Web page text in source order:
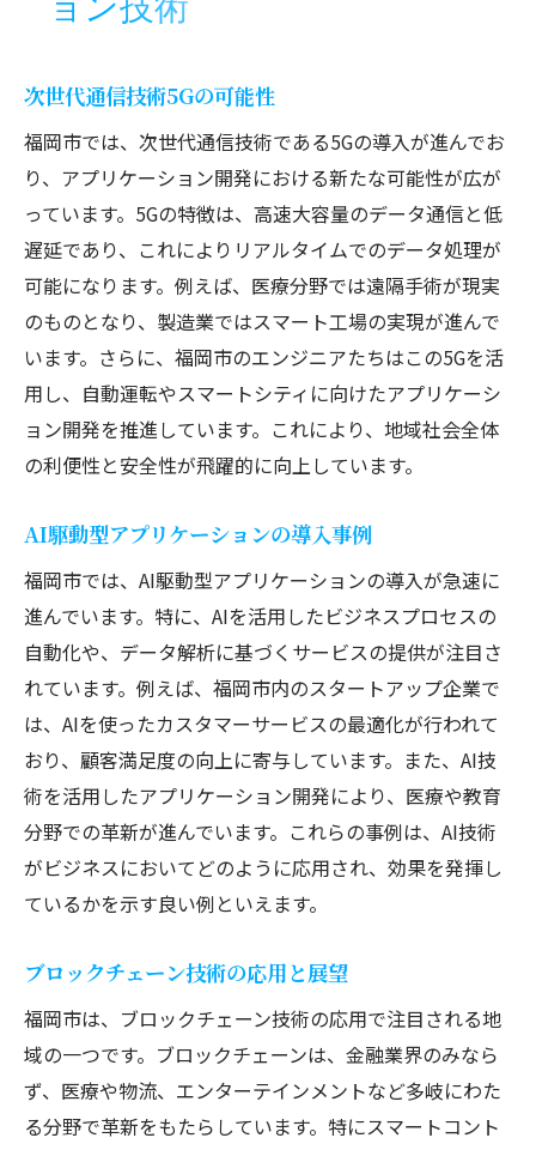
次世代通信技術5Gの可能性
福岡市では、次世代通信技術である5Gの導入が進んでお
り、アプリケーション開発における新たな可能性が広が
っています。5Gの特徴は、高速大容量のデータ通信と低
遅延であり、これによりリアルタイムでのデータ処理が
可能になります。例えば、医療分野では遠隔手術が現実
のものとなり、製造業ではスマート工場の実現が進んで
います。さらに、福岡市のエンジニアたちはこの5Gを活
用し、自動運転やスマートシティに向けたアプリケーシ
ョン開発を推進しています。これにより、地域社会全体
の利便性と安全性が飛躍的に向上しています。
AI駆動型アプリケーションの導入事例
福岡市では、AI駆動型アプリケーションの導入が急速に
進んでいます。特に、AIを活用したビジネスプロセスの
自動化や、データ解析に基づくサービスの提供が注目さ
れています。例えば、福岡市内のスタートアップ企業で
は、AIを使ったカスタマーサービスの最適化が行われて
おり、顧客満足度の向上に寄与しています。また、AI技
術を活用したアプリケーション開発により、医療や教育
分野での革新が進んでいます。これらの事例は、AI技術
がビジネスにおいてどのように応用され、効果を発揮し
ているかを示す良い例といえます。
ブロックチェーン技術の応用と展望
福岡市は、ブロックチェーン技術の応用で注目される地
域の一つです。ブロックチェーンは、金融業界のみなら
ず、医療や物流、エンターテインメントなど多岐にわた
る分野で革新をもたらしています。特にスマートコント